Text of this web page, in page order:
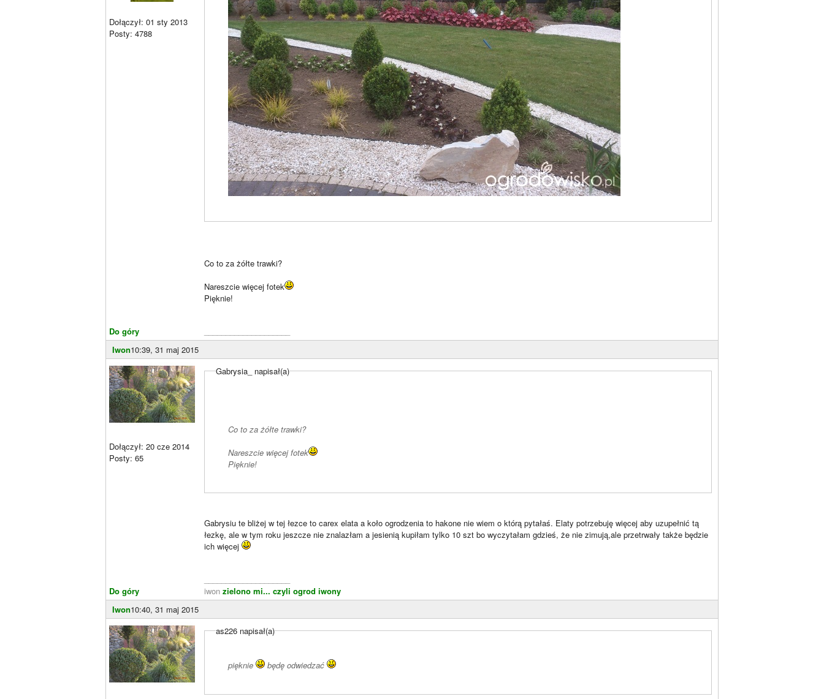
Dołączył: 01 sty 2013
Posty: 4788
Do góry
Co to za żółte trawki?
Nareszcie więcej fotek
Pięknie!
Iwon10:39, 31 maj 2015
Dołączył: 20 cze 2014
Posty: 65
Do góry
Gabrysia_ napisał(a)
Co to za żółte trawki?
Nareszcie więcej fotek
Pięknie!
Gabrysiu te bliżej w tej łezce to carex elata a koło ogrodzenia to hakone nie wiem o którą pytałaś. Elaty potrzebuję więcej aby uzupełnić tą
łezkę, ale w tym roku jeszcze nie znalazłam a jesienią kupiłam tylko 10 szt bo wyczytałam gdzieś, że nie zimują,ale przetrwały także będzie
ich więcej
iwon zielono mi... czyli ogrod iwony
Iwon10:40, 31 maj 2015
as226 napisał(a)
pięknie będę odwiedzać